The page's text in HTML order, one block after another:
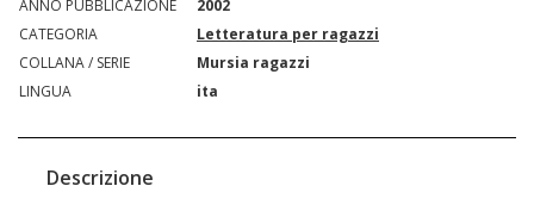
ANNO PUBBLICAZIONE
2002
CATEGORIA
Letteratura per ragazzi
COLLANA / SERIE
Mursia ragazzi
LINGUA
ita
Descrizione